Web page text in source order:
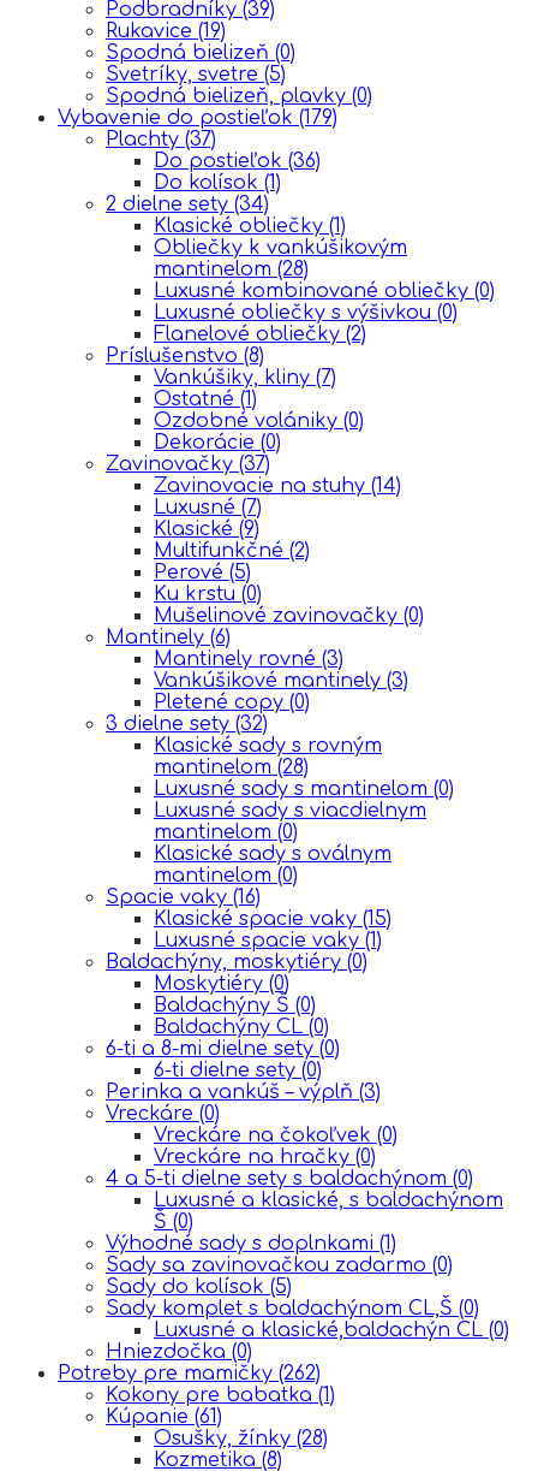
Podbradníky (39)
Rukavice (19)
Spodná bielizeň (0)
Svetríky, svetre (5)
Spodná bielizeň, plavky (0)
Vybavenie do postieľok (179)
Plachty (37)
Do postieľok (36)
Do kolísok (1)
2 dielne sety (34)
Klasické obliečky (1)
Obliečky k vankúšikovým
mantinelom (28)
Luxusné kombinované obliečky (0)
Luxusné obliečky s výšivkou (0)
Flanelové obliečky (2)
Príslušenstvo (8)
Vankúšiky, kliny (7)
Ostatné (1)
Ozdobné volániky (0)
Dekorácie (0)
Zavinovačky (37)
Zavinovacie na stuhy (14)
Luxusné (7)
Klasické (9)
Multifunkčné (2)
Perové (5)
Ku krstu (0)
Mušelinové zavinovačky (0)
Mantinely (6)
Mantinely rovné (3)
Vankúšikové mantinely (3)
Pletené copy (0)
3 dielne sety (32)
Klasické sady s rovným
mantinelom (28)
Luxusné sady s mantinelom (0)
Luxusné sady s viacdielnym
mantinelom (0)
Klasické sady s oválnym
mantinelom (0)
Spacie vaky (16)
Klasické spacie vaky (15)
Luxusné spacie vaky (1)
Baldachýny, moskytiéry (0)
Moskytiéry (0)
Baldachýny Š (0)
Baldachýny CL (0)
6-ti a 8-mi dielne sety (0)
6-ti dielne sety (0)
Perinka a vankúš – výplň (3)
Vreckáre (0)
Vreckáre na čokoľvek (0)
Vreckáre na hračky (0)
4 a 5-ti dielne sety s baldachýnom (0)
Luxusné a klasické, s baldachýnom
Š (0)
Výhodné sady s doplnkami (1)
Sady sa zavinovačkou zadarmo (0)
Sady do kolísok (5)
Sady komplet s baldachýnom CL,Š (0)
Luxusné a klasické,baldachýn CL (0)
Hniezdočka (0)
Potreby pre mamičky (262)
Kokony pre babatka (1)
Kúpanie (61)
Osušky, žínky (28)
Kozmetika (8)